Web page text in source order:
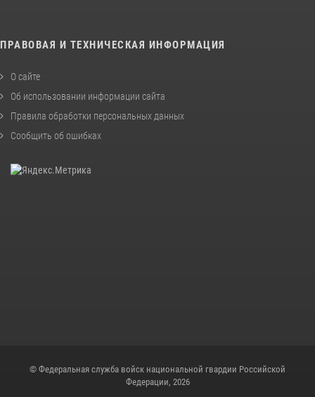
ПРАВОВАЯ И ТЕХНИЧЕСКАЯ ИНФОРМАЦИЯ
О сайте
Об использовании информации сайта
Правила обработки персональных данных
Сообщить об ошибках
© Федеральная служба войск национальной гвардии Российской
Федерации, 2026